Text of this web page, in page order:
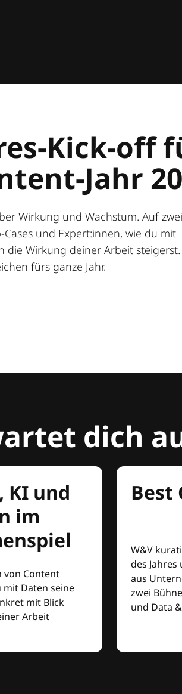
Kick-off
Jahr
Wirkung und Wachstum. Auf zwei
und Expert:innen, wie du mit
die Wirkung deiner Arbeit
fürs ganze Jahr.
dich
KI und
im
von Content
Daten seine
mit Blick
Arbeit
Best
W&V
des
aus
zwei
und Data